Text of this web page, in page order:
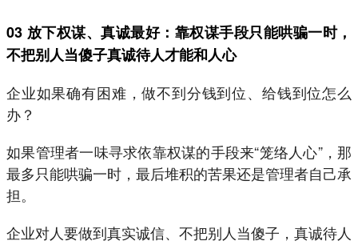
03 放下权谋、真诚最好：靠权谋手段只能哄骗一时，
不把别人当傻子真诚待人才能和人心
企业如果确有困难，做不到分钱到位、给钱到位怎么
办？
如果管理者一味寻求依靠权谋的手段来“笼络人心”，那
最多只能哄骗一时，最后堆积的苦果还是管理者自己承
担。
企业对人要做到真实诚信、不把别人当傻子，真诚待人